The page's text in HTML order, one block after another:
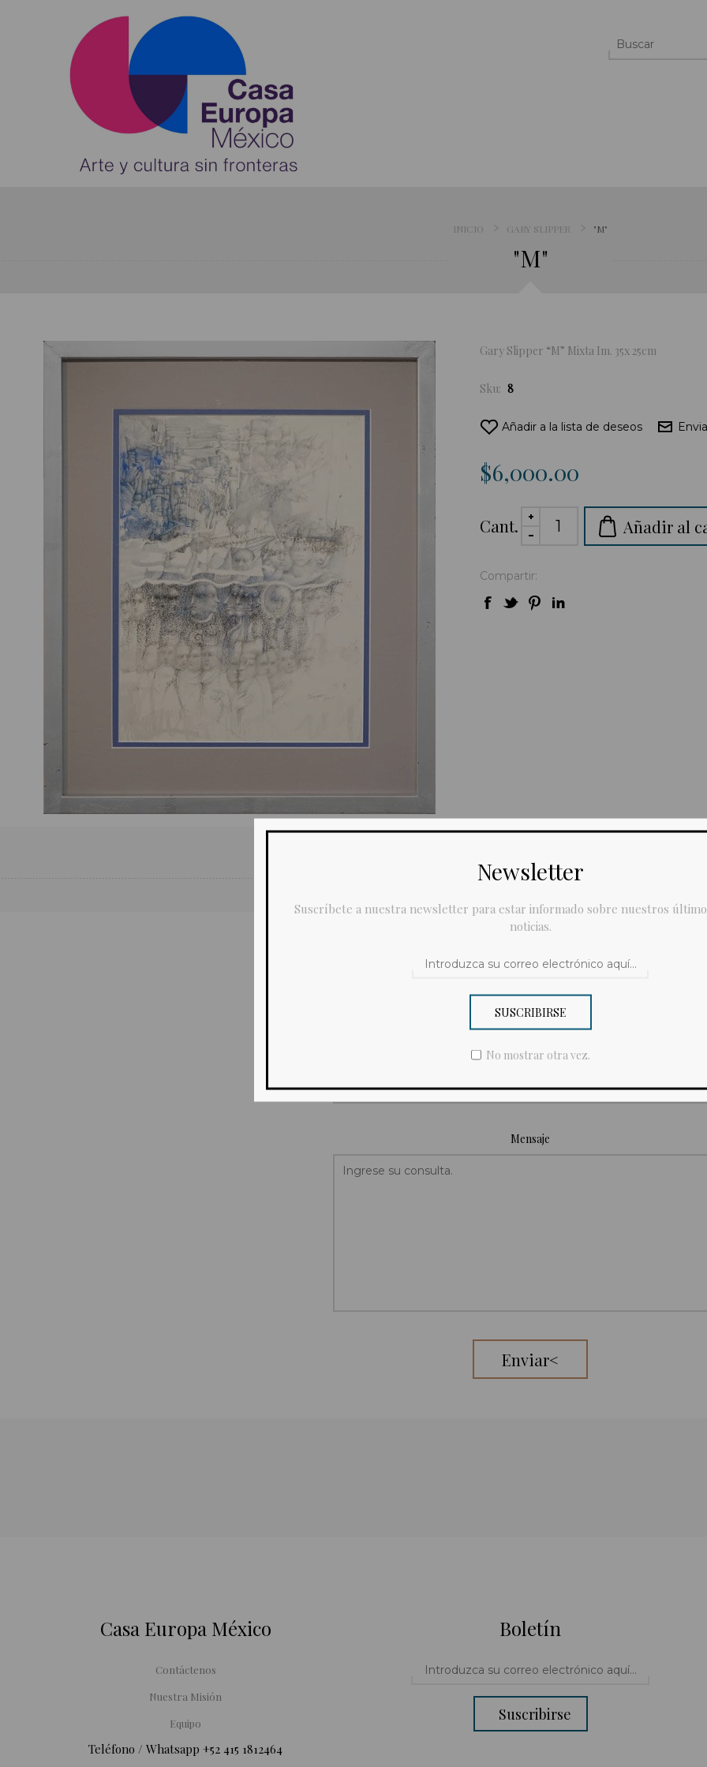
INICIO GARY SLIPPER "M"
"M"
Gary Slipper “M” Mixta Im. 35x 25cm
Sku: 8
Añadir a la lista de deseos
$6,000.00
Cant. Añadir al
Compartir:
Contáctanos
Te llamas
Tu email
Mensaje
Enviar<
Casa Europa México
Contáctenos
Nuestra Misión
Equipo
Teléfono / Whatsapp ‪+52 415 1812464‬
Boletín
Suscribirse
Newsletter
Suscríbete a nuestra newsletter para estar informado sobre nuestros
noticias.
SUSCRIBIRSE
No mostrar otra vez.